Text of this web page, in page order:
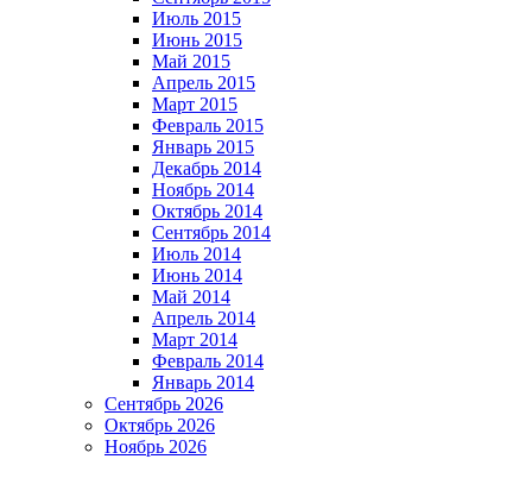
Июль 2015
Июнь 2015
Май 2015
Апрель 2015
Март 2015
Февраль 2015
Январь 2015
Декабрь 2014
Ноябрь 2014
Октябрь 2014
Сентябрь 2014
Июль 2014
Июнь 2014
Май 2014
Апрель 2014
Март 2014
Февраль 2014
Январь 2014
Сентябрь 2026
Октябрь 2026
Ноябрь 2026